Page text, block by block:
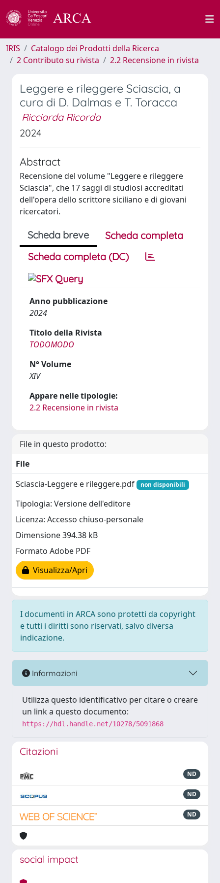
IRIS
Catalogo dei Prodotti della Ricerca
2 Contributo su rivista
2.2 Recensione in rivista
Leggere e rileggere Sciascia, a
cura di D. Dalmas e T. Toracca
Ricciarda Ricorda
2024
Abstract
Recensione del volume "Leggere e rileggere
Sciascia", che 17 saggi di studiosi accreditati
dell'opera dello scrittore siciliano e di giovani
ricercatori.
Scheda breve
Scheda completa
Scheda completa (DC)
Anno pubblicazione
2024
Titolo della Rivista
TODOMODO
N° Volume
XIV
Appare nelle tipologie:
2.2 Recensione in rivista
File in questo prodotto:
File
Sciascia-Leggere e rileggere.pdf
non disponibili
Tipologia: Versione dell'editore
Licenza: Accesso chiuso-personale
Dimensione 394.38 kB
Formato Adobe PDF
Visualizza/Apri
I documenti in ARCA sono protetti da copyright
e tutti i diritti sono riservati, salvo diversa
indicazione.
Informazioni
Utilizza questo identificativo per citare o creare
un link a questo documento:
https://hdl.handle.net/10278/5091868
Citazioni
ND
ND
ND
social impact